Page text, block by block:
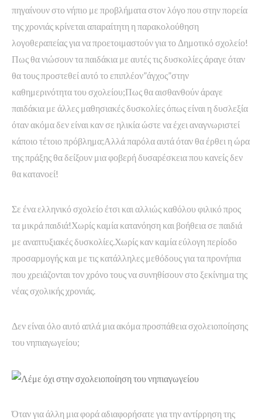
πηγαίνουν στο νήπιο με προβλήματα στον λόγο που στην πορεία
της χρονιάς κρίνεται απαραίτητη η παρακολούθηση
λογοθεραπείας για να προετοιμαστούν για το Δημοτικό σχολείο!
Πως θα νιώσουν τα παιδάκια με αυτές τις δυσκολίες άραγε όταν
θα τους προστεθεί αυτό το επιπλέον”άγχος”στην
καθημερινότητα του σχολείου;Πως θα αισθανθούν άραγε
παιδάκια με άλλες μαθησιακές δυσκολίες όπως είναι η δυσλεξία
όταν ακόμα δεν είναι καν σε ηλικία ώστε να έχει αναγνωριστεί
κάποιο τέτοιο πρόβλημα;Αλλά παρόλα αυτά όταν θα έρθει η ώρα
της πράξης θα δείξουν μια φοβερή δυσαρέσκεια που κανείς δεν
θα κατανοεί!
Σε ένα ελληνικό σχολείο έτσι και αλλιώς καθόλου φιλικό προς
τα μικρά παιδιά!Χωρίς καμία κατανόηση και βοήθεια σε παιδιά
με αναπτυξιακές δυσκολίες.Χωρίς καν καμία εύλογη περίοδο
προσαρμογής και με τις κατάλληλες μεθόδους για τα προνήπια
που χρειάζονται τον χρόνο τους να συνηθίσουν στο ξεκίνημα της
νέας σχολικής χρονιάς.
Δεν είναι όλο αυτό απλά μια ακόμα προσπάθεια σχολειοποίησης
του νηπιαγωγείου;
Όταν για άλλη μια φορά αδιαφορήσατε για την αντίρρηση της